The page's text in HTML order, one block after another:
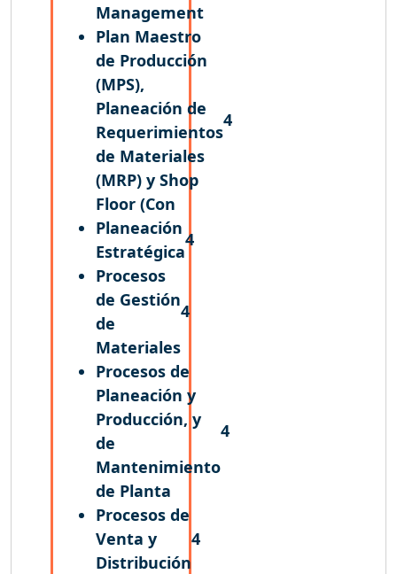
Management
Plan Maestro
de Producción
(MPS),
Planeación de
Requerimientos
de Materiales
(MRP) y Shop
Floor (Con
4
Planeación
Estratégica
4
Procesos
de Gestión
de
Materiales
4
Procesos de
Planeación y
Producción, y
de
Mantenimiento
de Planta
4
Procesos de
Venta y
Distribución
4